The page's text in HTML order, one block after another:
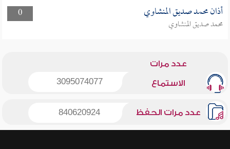
0
أذان محمد صديق المنشاوي
محمد صديق المنشاوي
عدد مرات
الاستماع 3095074077
عدد مرات الحفظ 840620924